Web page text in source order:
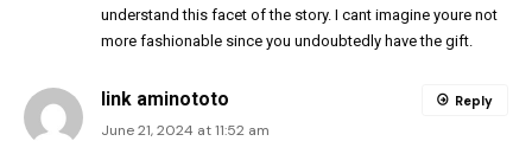
understand this facet of the story. I cant imagine youre not
more fashionable since you undoubtedly have the gift.
link aminototo
June 21, 2024 at 11:52 am
Reply